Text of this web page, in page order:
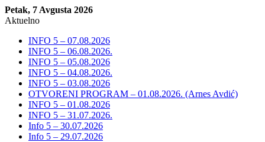
Petak, 7 Avgusta 2026
Aktuelno
INFO 5 – 07.08.2026
INFO 5 – 06.08.2026.
INFO 5 – 05.08.2026
INFO 5 – 04.08.2026.
INFO 5 – 03.08.2026
OTVORENI PROGRAM – 01.08.2026. (Arnes Avdić)
INFO 5 – 01.08.2026
INFO 5 – 31.07.2026.
Info 5 – 30.07.2026
Info 5 – 29.07.2026